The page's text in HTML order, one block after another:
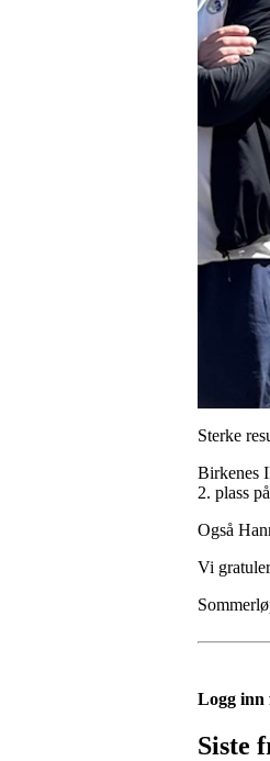
Sterke
Birkenes
2. plass
Også
Vi
Logg inn
Siste